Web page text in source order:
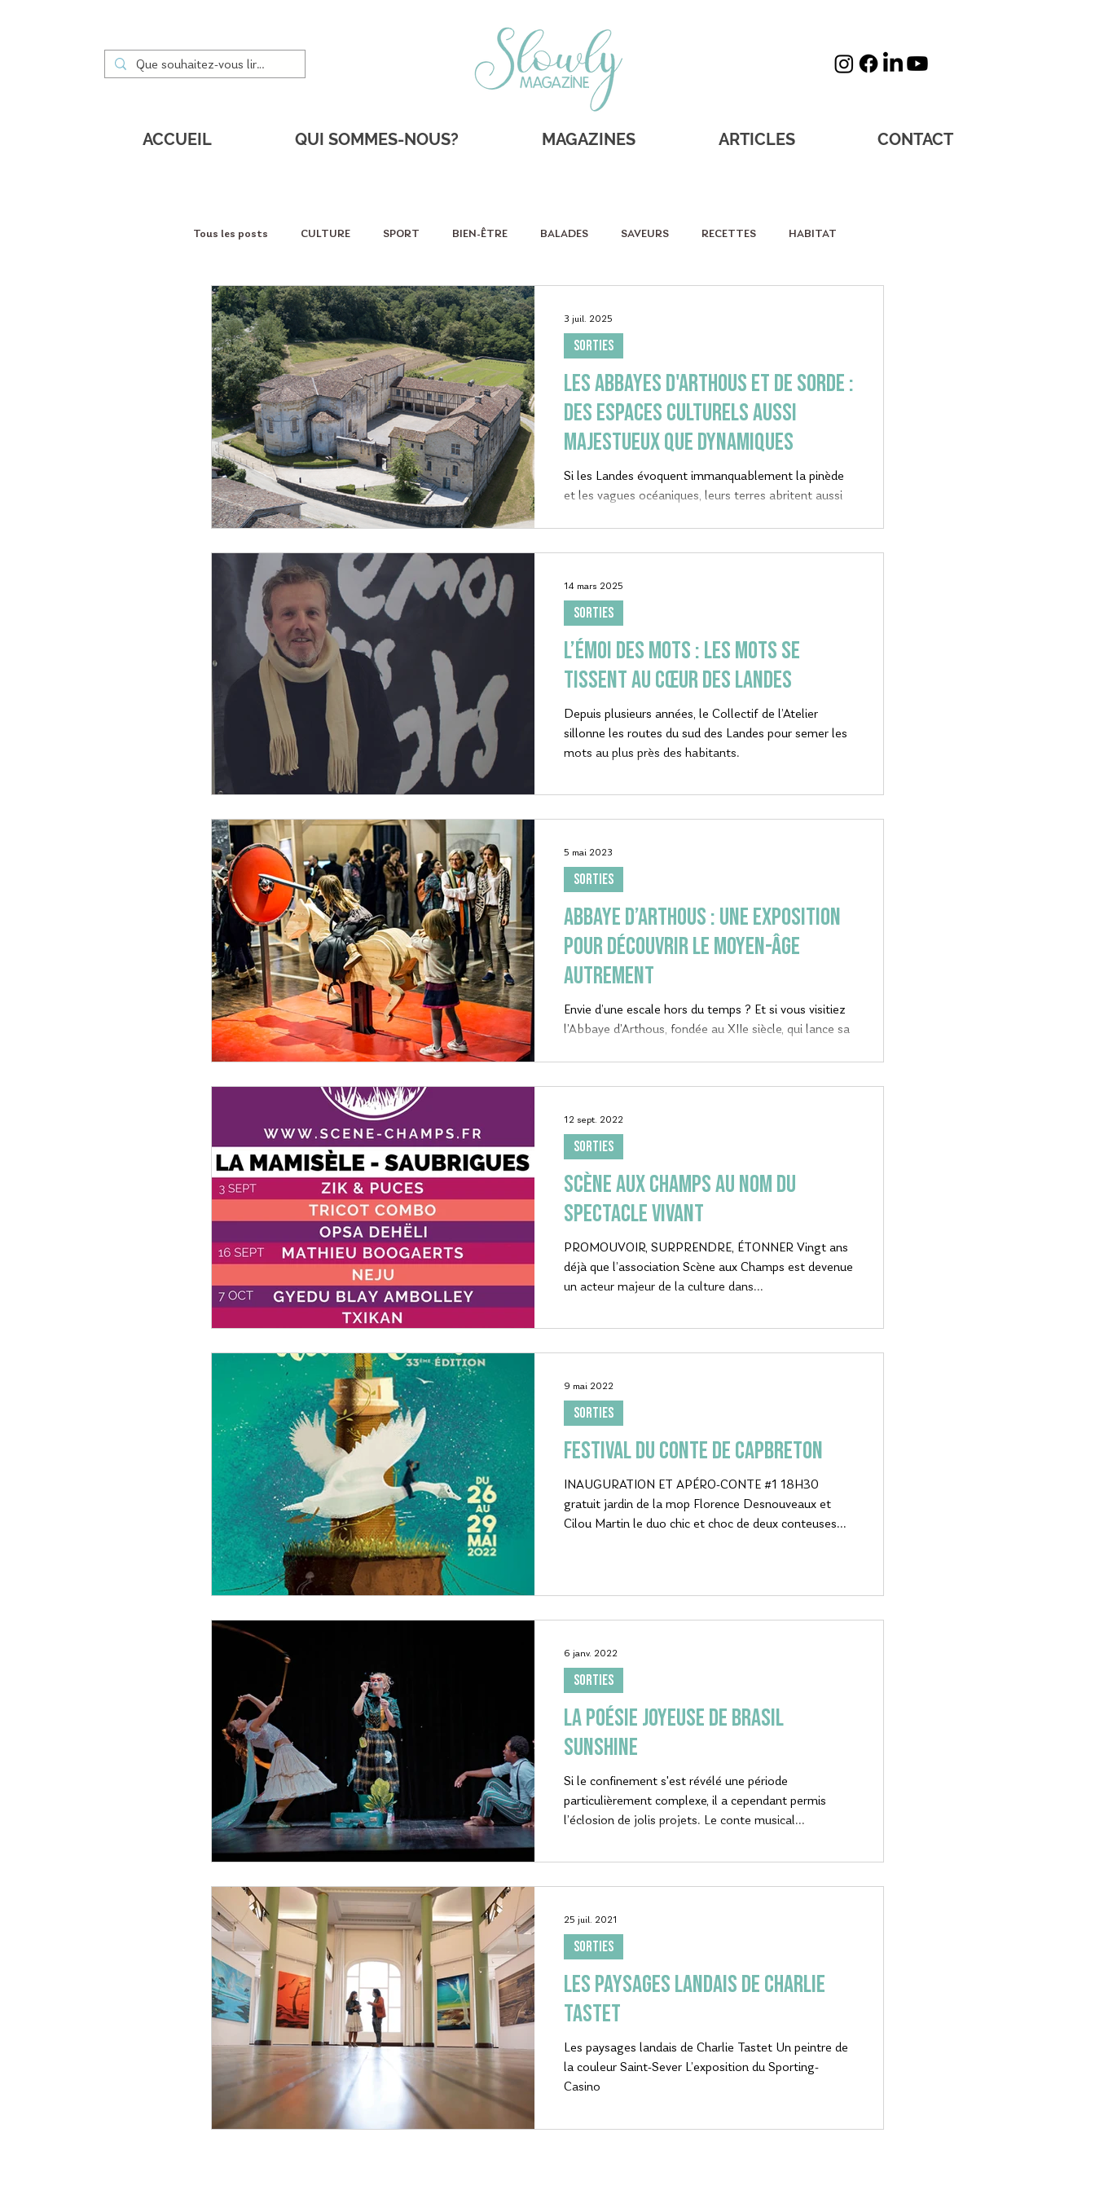
ACCUEIL QUI SOMMES-NOUS? MAGAZINES ARTICLES CONTACT
Tous les posts CULTURE SPORT BIEN-ÊTRE BALADES SAVEURS RECETTES HABITAT
DÉCOUVERTES PORTRAITS SHOPPING Sportifs
Service à la personne SORTIES
Les abbayes d'arthous et de sorde :
des espaces culturels aussi
majestueux que dynamiques
Si les Landes évoquent immanquablement la pinède
et les vagues océaniques, leurs terres abritent aussi
toute votre attention. Chacune offre en effet une
SORTIES
3 juil. 2025
L’émoi des mots : les mots se
tissent au cœur des Landes
Depuis plusieurs années, le Collectif de l’Atelier
sillonne les routes du sud des Landes pour semer les
mots au plus près des habitants.
SORTIES
14 mars 2025
Abbaye d’Arthous : une exposition
pour découvrir le Moyen-Âge
autrement
Envie d’une escale hors du temps ? Et si vous visitiez
l’Abbaye d’Arthous, fondée au XIIe siècle, qui lance sa
SORTIES
5 mai 2023
SCÈNE AUX CHAMPS au nom du
spectacle vivant
PROMOUVOIR, SURPRENDRE, ÉTONNER Vingt ans
déjà que l’association Scène aux Champs est devenue
un acteur majeur de la culture dans...
SORTIES
12 sept. 2022
Festival du conte de Capbreton
INAUGURATION ET APÉRO-CONTE #1 18H30
gratuit jardin de la mop Florence Desnouveaux et
Cilou Martin le duo chic et choc de deux conteuses...
SORTIES
9 mai 2022
La poésie joyeuse de Brasil
Sunshine
Si le confinement s'est révélé une période
particulièrement complexe, il a cependant permis
l’éclosion de jolis projets. Le conte musical...
SORTIES
6 janv. 2022
Les paysages landais de Charlie
Tastet
Les paysages landais de Charlie Tastet Un peintre de
la couleur Saint-Sever L’exposition du Sporting-
Casino
SORTIES
25 juil. 2021